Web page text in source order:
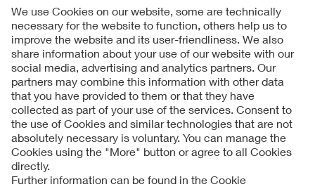
Follow us on
Imprint + Liability